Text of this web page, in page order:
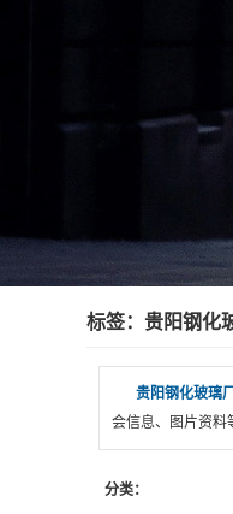
标签：贵阳钢化
贵阳钢化玻璃
会信息、图片资料
分类：